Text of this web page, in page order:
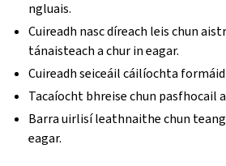
ngluais.
Cuireadh nasc díreach leis chun
tánaisteach a chur in eagar.
Cuireadh seiceáil cáilíochta
Tacaíocht bhreise chun pasfhocail
Barra uirlisí leathnaithe chun
eagar.